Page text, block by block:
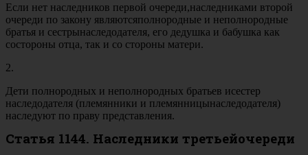
Если нет наследников первой очереди,наследниками второй
очереди по закону являютсяполнородные и неполнородные
братья и сестрынаследодателя, его дедушка и бабушка как
состороны отца, так и со стороны матери.
2.
Дети полнородных и неполнородных братьев исестер
наследодателя (племянники и племянницынаследодателя)
наследуют по праву представления.
Статья 1144. Наследники третьейочереди